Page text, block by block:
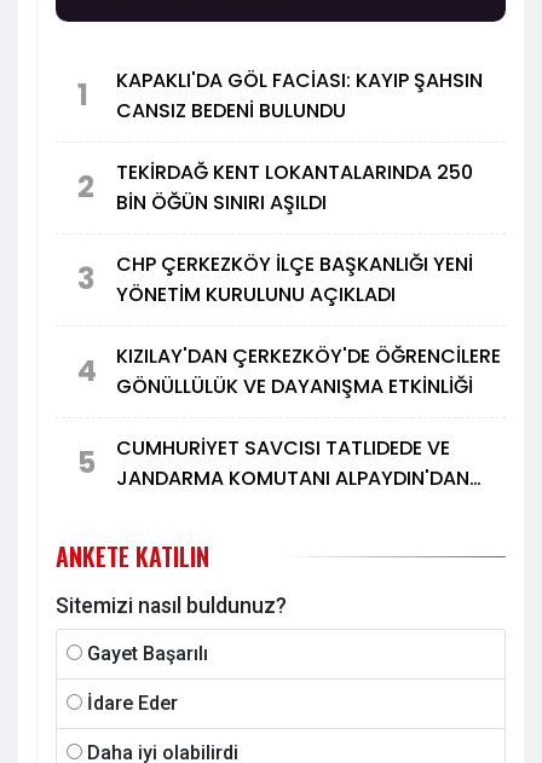
1
KAPAKLI'DA GÖL FACİASI: KAYIP ŞAHSIN
CANSIZ BEDENİ BULUNDU
2
TEKİRDAĞ KENT LOKANTALARINDA 250
BİN ÖĞÜN SINIRI AŞILDI
3
CHP ÇERKEZKÖY İLÇE BAŞKANLIĞI YENİ
YÖNETİM KURULUNU AÇIKLADI
4
KIZILAY'DAN ÇERKEZKÖY'DE ÖĞRENCİLERE
GÖNÜLLÜLÜK VE DAYANIŞMA ETKİNLİĞİ
5
CUMHURİYET SAVCISI TATLIDEDE VE
JANDARMA KOMUTANI ALPAYDIN'DAN
ANKETE KATILIN
Sitemizi nasıl buldunuz?
Gayet Başarılı
İdare Eder
Daha iyi olabilirdi